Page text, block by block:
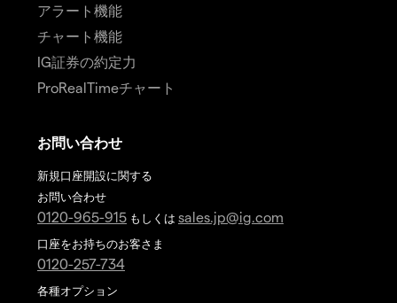
アラート機能
チャート機能
IG証券の約定力
ProRealTimeチャート
お問い合わせ
新規口座開設に関する
お問い合わせ
0120-965-915 もしくは sales.jp@ig.com
口座をお持ちのお客さま
0120-257-734
各種オプション